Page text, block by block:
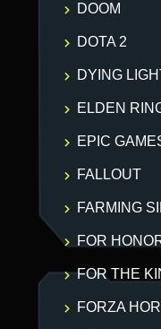
DOOM
DOTA 2
DYING
ELDEN
EPIC
FALLOUT
FARMING
FOR
FOR THE
FORZA